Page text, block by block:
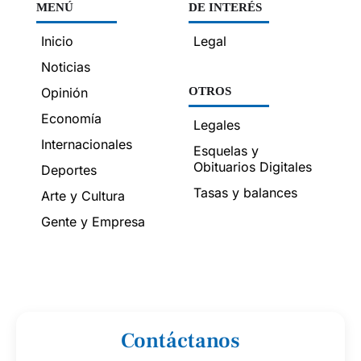
MENÚ
Inicio
Noticias
Opinión
Economía
Internacionales
Deportes
Arte y Cultura
Gente y Empresa
DE INTERÉS
Legal
OTROS
Legales
Esquelas y
Obituarios Digitales
Tasas y balances
Contáctanos